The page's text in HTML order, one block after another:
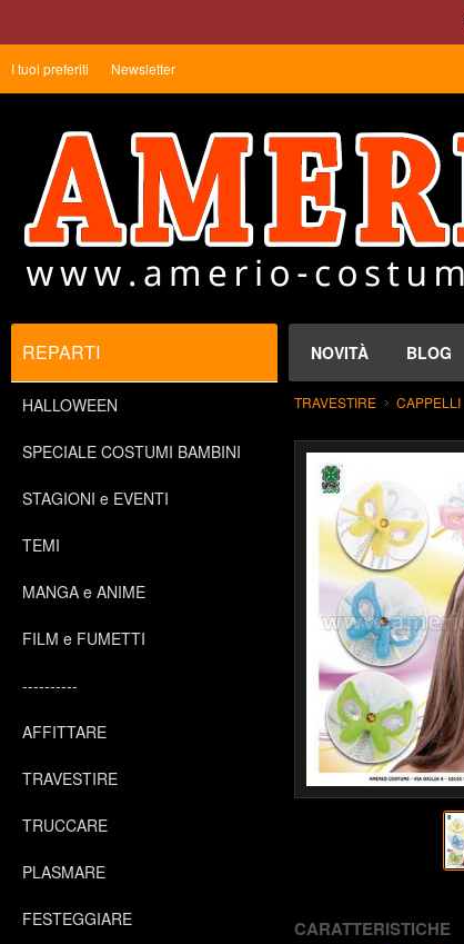
I tuoi preferiti Newsletter
NOVITÀ BLOG
REPARTI
HALLOWEEN
SPECIALE COSTUMI BAMBINI
STAGIONI e EVENTI
TEMI
MANGA e ANIME
FILM e FUMETTI
----------
AFFITTARE
TRAVESTIRE
TRUCCARE
PLASMARE
FESTEGGIARE
TRAVESTIRE CAPPELLI
CARATTERISTICHE